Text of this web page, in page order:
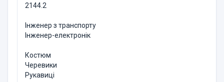
2144.2
Інженер з транспорту
Інженер-електронік
Костюм
Черевики
Рукавиці